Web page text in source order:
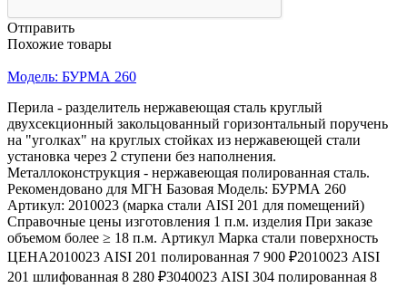
Отправить
Похожие товары
Модель: БУРМА 260
Перила - разделитель нержавеющая сталь круглый
двухсекционный закольцованный горизонтальный поручень
на "уголках" на круглых стойках из нержавеющей стали
установка через 2 ступени без наполнения.
Металлоконструкция - нержавеющая полированная сталь.
Рекомендовано для МГН Базовая Модель: БУРМА 260
Артикул: 2010023 (марка стали AISI 201 для помещений)
Справочные цены изготовления 1 п.м. изделия При заказе
объемом более ≥ 18 п.м. Артикул Марка стали поверхность
ЦЕНА2010023 AISI 201 полированная 7 900 ₽2010023 AISI
201 шлифованная 8 280 ₽3040023 AISI 304 полированная 8